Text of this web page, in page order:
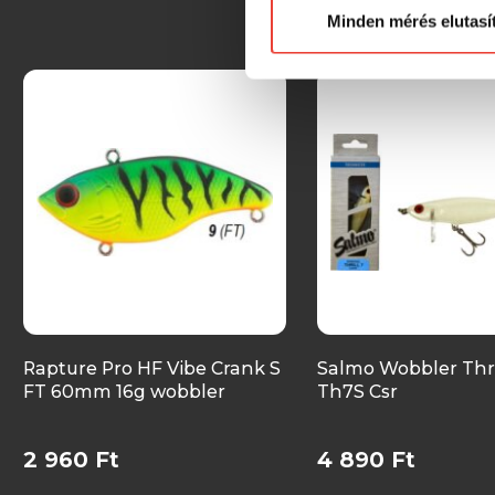
Minden mérés
Rapture Pro HF Vibe Crank S
FT 60mm 16g wobbler
2 960 Ft
Salmo Wobbler
Th7S Csr
4 890 Ft